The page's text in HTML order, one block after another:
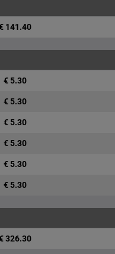
141.40
€ 5.30
€ 5.30
€ 5.30
€ 5.30
€ 5.30
€ 5.30
326.30